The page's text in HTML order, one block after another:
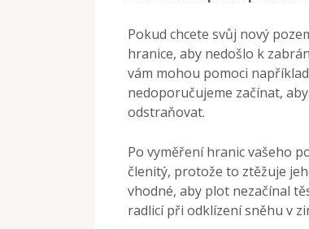
Pokud chcete svůj nový
hranice, aby nedošlo k
vám mohou pomoci
nedoporučujeme začínat,
odstraňovat.
Po vyměření hranic vašeho
členitý, protože to ztěžuje
vhodné, aby plot nezačínal
radlicí při odklízení sněhu v